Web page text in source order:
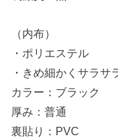
（内布）
・ポリエステル
・きめ細かくサラサ
カラー：ブラック
厚み：普通
裏貼り：PVC